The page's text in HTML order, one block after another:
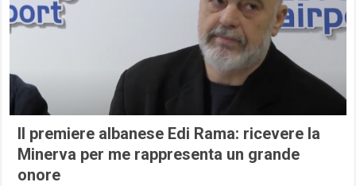
Il premiere albanese Edi Rama: ricevere la
Minerva per me rappresenta un grande
onore